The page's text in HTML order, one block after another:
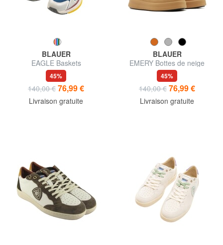
BLAUER
EAGLE Baskets
45%
140,00 € 76,99 €
Livraison gratuite
BLAUER
EMERY Bottes de neige
45%
140,00 € 76,99 €
Livraison gratuite